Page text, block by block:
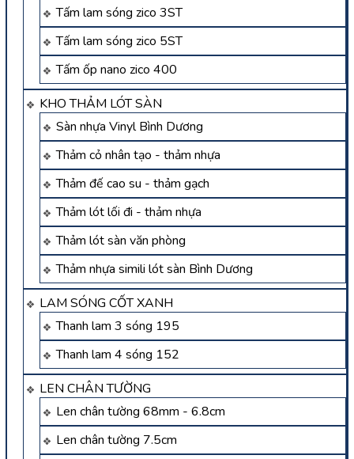
Tấm lam sóng zico 3ST
Tấm lam sóng zico 5ST
Tấm ốp nano zico 400
KHO THẢM LÓT SÀN
Sàn nhựa Vinyl Bình Dương
Thảm cỏ nhân tạo - thảm nhựa
Thảm đế cao su - thảm gạch
Thảm lót lối đi - thảm nhựa
Thảm lót sàn văn phòng
Thảm nhựa simili lót sàn Bình Dương
LAM SÓNG CỐT XANH
Thanh lam 3 sóng 195
Thanh lam 4 sóng 152
LEN CHÂN TƯỜNG
Len chân tường 68mm - 6.8cm
Len chân tường 7.5cm